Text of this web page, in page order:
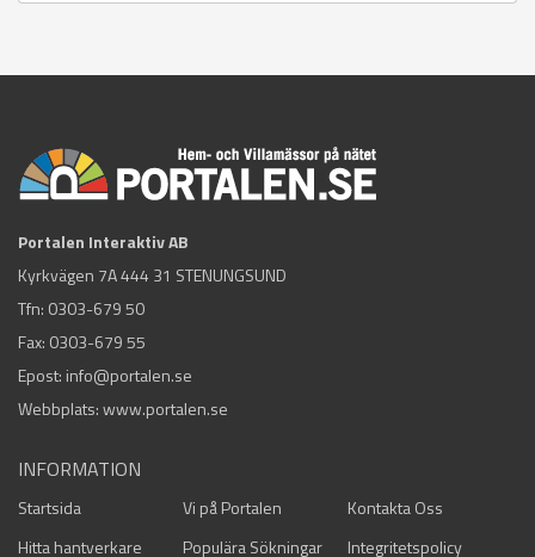
Portalen Interaktiv AB
Kyrkvägen 7A 444 31 STENUNGSUND
Tfn: 0303-679 50
Fax: 0303-679 55
Epost: info@portalen.se
Webbplats: www.portalen.se
INFORMATION
Startsida Vi på Portalen
Kontakta Oss
Hitta hantverkare
Populära Sökningar Integritetspolicy